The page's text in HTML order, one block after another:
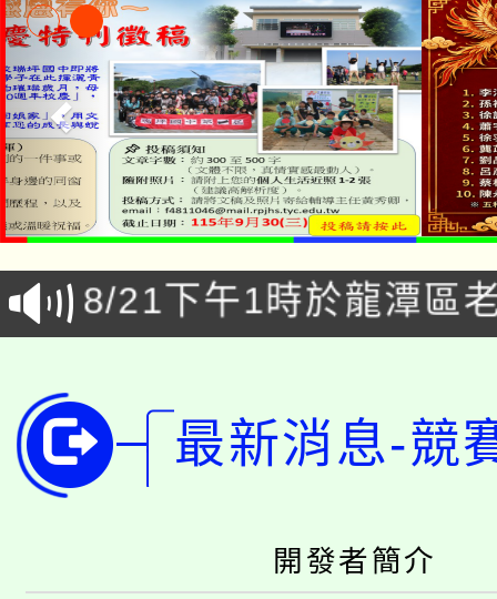
「本色祭」8/29、30在
場熱烈登場!
8/21下午1時於龍潭區
徵才活動。
YOUNG桃局內行報名
局官網。
8月14至27日，桃園電
開!
115年桃園市運動會8/
視費優惠，中低收入戶
大園自造教育及科技
最新消息-競
開發者簡介